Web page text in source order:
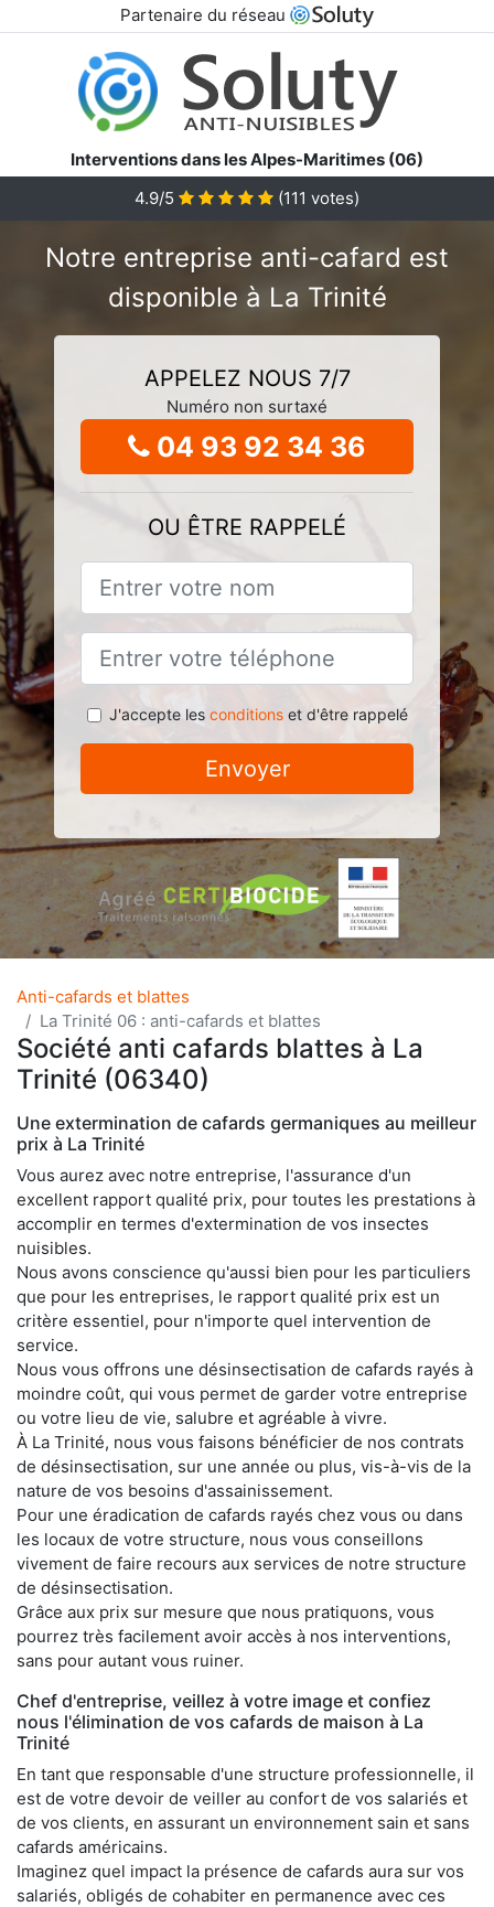
Partenaire du réseau
Interventions dans les Alpes-Maritimes (06)
4.9/5
(111 votes)
Notre entreprise anti-cafard est
disponible à La Trinité
APPELEZ NOUS 7/7
Numéro non surtaxé
04 93 92 34 36
OU ÊTRE RAPPELÉ
J'accepte les conditionset d'être rappelé
Envoyer
Anti-cafards et blattes
La Trinité 06 : anti-cafards et blattes
Société anti cafards blattes à La
Trinité (06340)
Une extermination de cafards germaniques au meilleur
prix à La Trinité
Vous aurez avec notre entreprise, l'assurance d'un
excellent rapport qualité prix, pour toutes les prestations à
accomplir en termes d'extermination de vos insectes
nuisibles.
Nous avons conscience qu'aussi bien pour les particuliers
que pour les entreprises, le rapport qualité prix est un
critère essentiel, pour n'importe quel intervention de
service.
Nous vous offrons une désinsectisation de cafards rayés à
moindre coût, qui vous permet de garder votre entreprise
ou votre lieu de vie, salubre et agréable à vivre.
À La Trinité, nous vous faisons bénéficier de nos contrats
de désinsectisation, sur une année ou plus, vis-à-vis de la
nature de vos besoins d'assainissement.
Pour une éradication de cafards rayés chez vous ou dans
les locaux de votre structure, nous vous conseillons
vivement de faire recours aux services de notre structure
de désinsectisation.
Grâce aux prix sur mesure que nous pratiquons, vous
pourrez très facilement avoir accès à nos interventions,
sans pour autant vous ruiner.
Chef d'entreprise, veillez à votre image et confiez
nous l'élimination de vos cafards de maison à La
Trinité
En tant que responsable d'une structure professionnelle, il
est de votre devoir de veiller au confort de vos salariés et
de vos clients, en assurant un environnement sain et sans
cafards américains.
Imaginez quel impact la présence de cafards aura sur vos
salariés, obligés de cohabiter en permanence avec ces